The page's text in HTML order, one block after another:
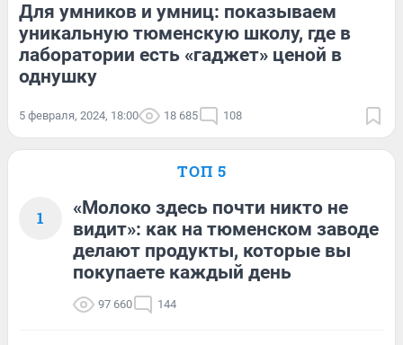
Для умников и умниц: показываем
уникальную тюменскую школу, где в
лаборатории есть «гаджет» ценой в
однушку
5 февраля, 2024, 18:00 18 685 108
ТОП 5
1
«Молоко здесь почти никто не
видит»: как на тюменском заводе
делают продукты, которые вы
покупаете каждый день
97 660 144